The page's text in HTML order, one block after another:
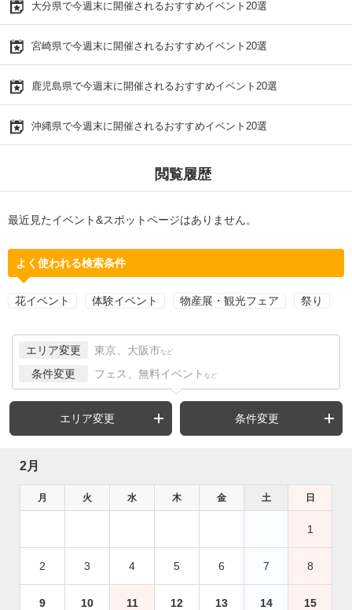
大分県で今週末に開催されるおすすめイベント20選
宮崎県で今週末に開催されるおすすめイベント20選
鹿児島県で今週末に開催されるおすすめイベント20選
沖縄県で今週末に開催されるおすすめイベント20選
閲覧履歴
最近見たイベント&スポットページはありません。
よく使われる検索条件
花イベント 体験イベント 物産展・観光フェア 祭り
エリア変更 東京、大阪市 など
条件変更 フェス、無料イベント など
エリア変更 条件変更
2月
月 火 水 木 金 土 日
1
2 3 4 5 6 7 8
9 10 11 12 13 14 15